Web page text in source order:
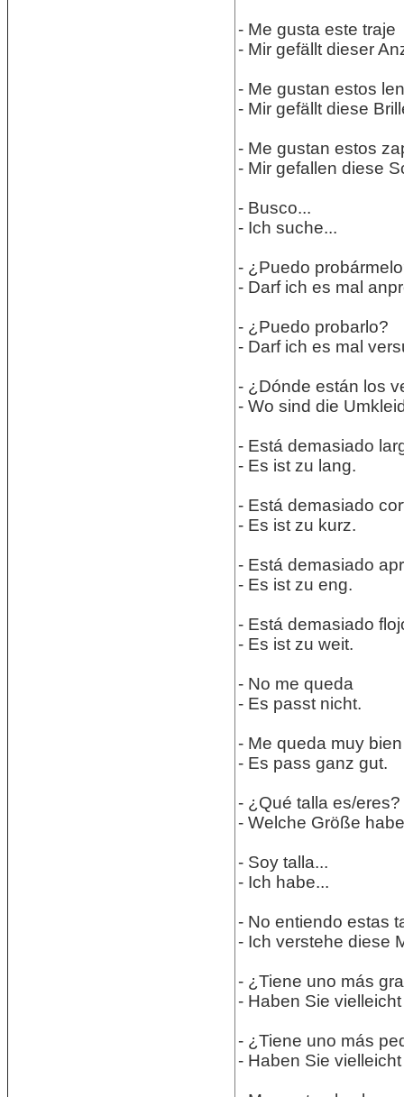
- Me gusta este traje
- Mir gefällt dieser
- Me gustan estos
- Mir gefällt diese
- Me gustan estos
- Mir gefallen diese
- Busco...
- Ich suche...
- ¿Puedo
- Darf ich es mal
- ¿Puedo probarlo?
- Darf ich es mal
- ¿Dónde están los
- Wo sind die
- Está demasiado
- Es ist zu lang.
- Está demasiado
- Es ist zu kurz.
- Está demasiado
- Es ist zu eng.
- Está demasiado
- Es ist zu weit.
- No me queda
- Es passt nicht.
- Me queda muy bien
- Es pass ganz gut.
- ¿Qué talla es/
- Welche Größe
- Soy talla...
- Ich habe...
- No entiendo estas
- Ich verstehe diese
- ¿Tiene uno más
- Haben Sie
- ¿Tiene uno más
- Haben Sie